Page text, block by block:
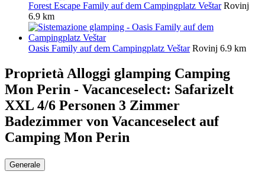
Forest Escape Family auf dem Campingplatz Veštar Rovinj
6.9 km
Oasis Family auf dem Campingplatz Veštar Rovinj 6.9 km
Proprietà Alloggi glamping Camping
Mon Perin - Vacanceselect: Safarizelt
XXL 4/6 Personen 3 Zimmer
Badezimmer von Vacanceselect auf
Camping Mon Perin
Generale